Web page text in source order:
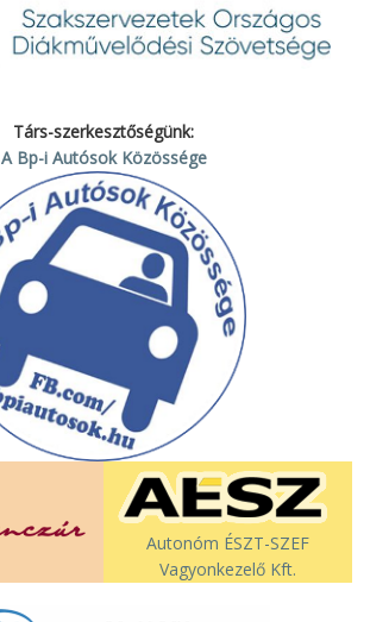
Társ-szerkesztőségünk:
A Bp-i Autósok Közössége
Autonóm ÉSZT-SZEF
Vagyonkezelő Kft.